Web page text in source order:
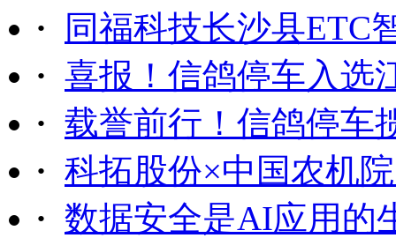
·
同福科技长沙县ETC
· 喜报！信鸽停车入选
· 载誉前行！信鸽停车
· 科拓股份×中国农机
· 数据安全是AI应用的